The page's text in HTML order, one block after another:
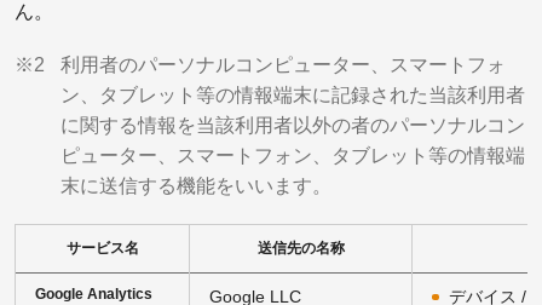
ん。
※2
利用者のパーソナルコンピューター、スマートフォ
ン、タブレット等の情報端末に記録された当該利用者
に関する情報を当該利用者以外の者のパーソナルコン
ピューター、スマートフォン、タブレット等の情報端
末に送信する機能をいいます。
サービス名 送信先の名称
Google Analytics Google LLC
デバイス /